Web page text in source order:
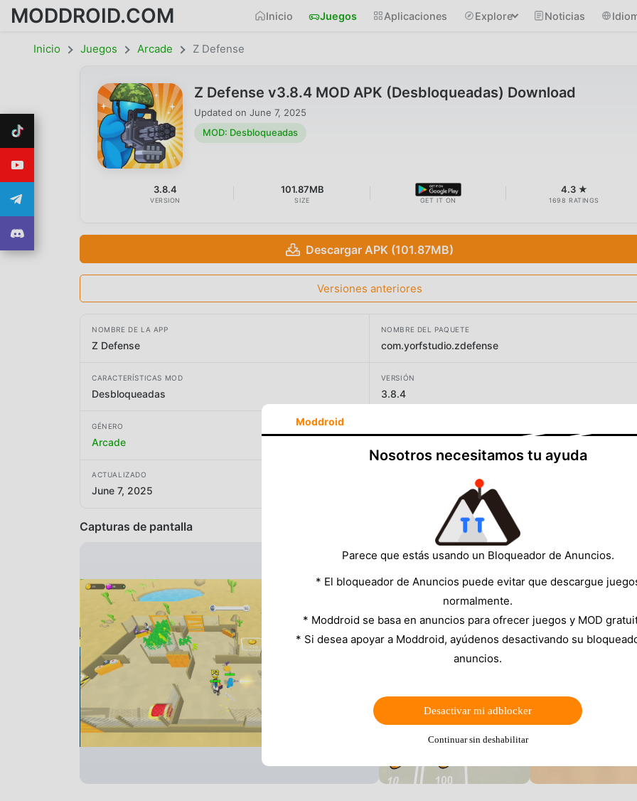
MODDROID.COM Inicio Juegos Aplicaciones Explore Noticias
Inicio Juegos Arcade Z Defense
Z Defense v3.8.4 MOD APK (Desbloqueadas) Download
Updated on June 7, 2025
MOD: Desbloqueadas
3.8.4
VERSION
101.87MB
SIZE GET IT ON
4.3 ★
1698 RATINGS
Descargar APK (101.87MB)
Versiones anteriores
NOMBRE DE LA APP
Z Defense
NOMBRE DEL PAQUETE
com.yorfstudio.zdefense
CARACTERÍSTICAS MOD
Desbloqueadas
VERSIÓN
3.8.4
GÉNERO
Arcade
ACTUALIZADO
June 7, 2025
Capturas de pantalla
Moddroid
Nosotros necesitamos tu ayuda
Parece que estás usando un Bloqueador de Anuncios.
* El bloqueador de Anuncios puede evitar que descargue
normalmente.
* Moddroid se basa en anuncios para ofrecer juegos y MOD
* Si desea apoyar a Moddroid, ayúdenos desactivando su
anuncios.
Desactivar mi adblocker
Continuar sin deshabilitar